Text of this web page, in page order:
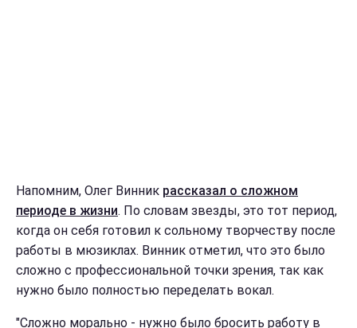
Напомним, Олег Винник рассказал о сложном
периоде в жизни. По словам звезды, это тот период,
когда он себя готовил к сольному творчеству после
работы в мюзиклах. Винник отметил, что это было
сложно с профессиональной точки зрения, так как
нужно было полностью переделать вокал.
"Сложно морально - нужно было бросить работу в